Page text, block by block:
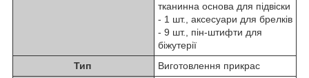
тканинна основа для підвіски
- 1 шт., аксесуари для брелків
- 9 шт., пін-штифти для
біжутерії
Тип
Виготовлення прикрас